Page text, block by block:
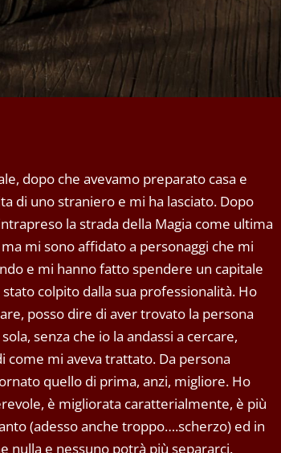
dopo che avevamo preparato casa e
di uno straniero e mi ha lasciato. Dopo
la strada della Magia come ultima
mi sono affidato a personaggi che mi
e mi hanno fatto spendere un capitale
colpito dalla sua professionalità. Ho
posso dire di aver trovato la persona
senza che io la andassi a cercare,
come mi aveva trattato. Da persona
quello di prima, anzi, migliore. Ho
è migliorata caratterialmente, è più
(adesso anche troppo….scherzo) ed in
nulla e nessuno potrà più separarci.